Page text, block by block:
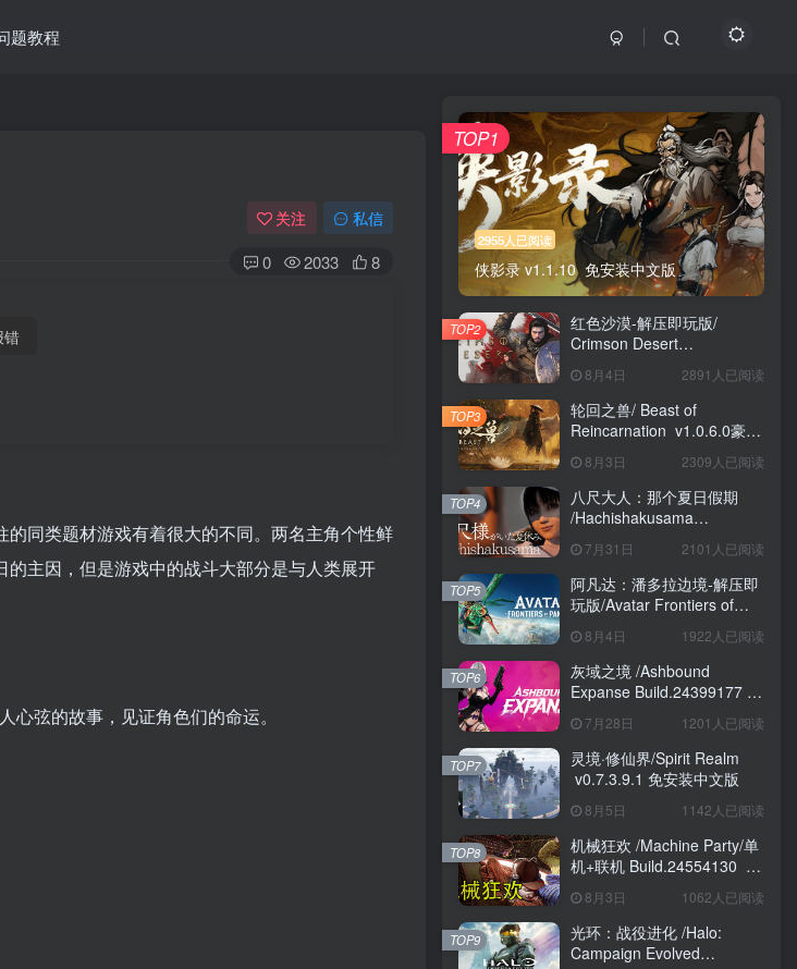
题教程
关注 私信
0 2033 8
错
的同类题材游戏有着很大的不同。两名主角个性鲜
主因，但是游戏中的战斗大部分是与人类展开
弦的故事，见证角色们的命运。
2955人已阅读
侠影录 v1.1.10 免安装中文版
TOP1
红色沙漠-解压即玩版/
Crimson Desert
安装中文版
8月4日 2891人已阅读
TOP2
轮回之兽/ Beast of
Reincarnation v1.0.6.0豪华
8月3日 2309人已阅读
TOP3
八尺大人：那个夏日假期
/Hachishakusama
版 7月31日 2101人已阅读
TOP4
阿凡达：潘多拉边境-解压即
玩版/Avatar Frontiers of
安装中文版
8月4日 1922人已阅读
TOP5
灰域之境 /Ashbound
Expanse Build.24399177 免
7月28日 1201人已阅读
TOP6
灵境·修仙界/Spirit Realm
v0.7.3.9.1 免安装中文版
8月5日 1142人已阅读
TOP7
机械狂欢 /Machine Party/单
机+联机 Build.24554130 免
8月3日 1062人已阅读
TOP8
光环：战役进化 /Halo:
Campaign Evolved
TOP9